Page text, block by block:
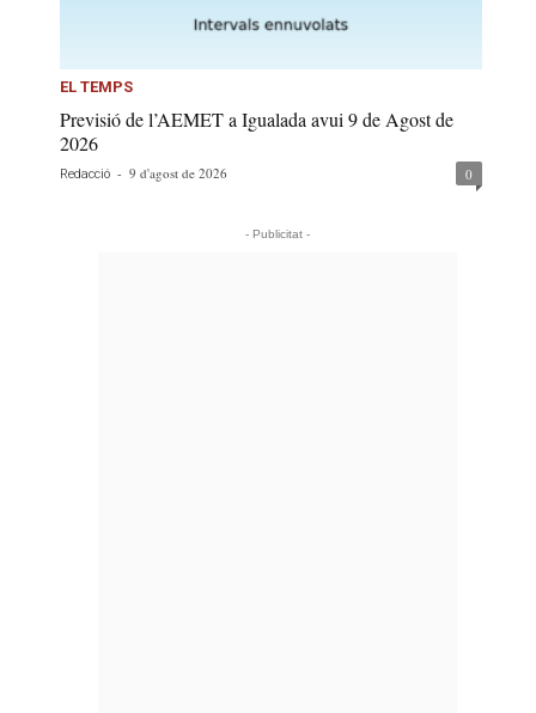
EL TEMPS
Previsió de l’AEMET a Igualada avui 9 de Agost de
2026
Redacció - 9 d'agost de 2026 0
- Publicitat -